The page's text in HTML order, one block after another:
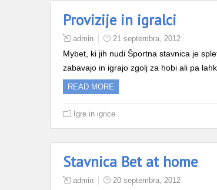
Provizije in igralci
admin 21 septembra, 2012
Mybet, ki jih nudi Športna stavnica je
zabavajo in igrajo zgolj za hobi ali pa
READ MORE
Igre in igrice
Stavnica Bet at home
admin 20 septembra, 2012